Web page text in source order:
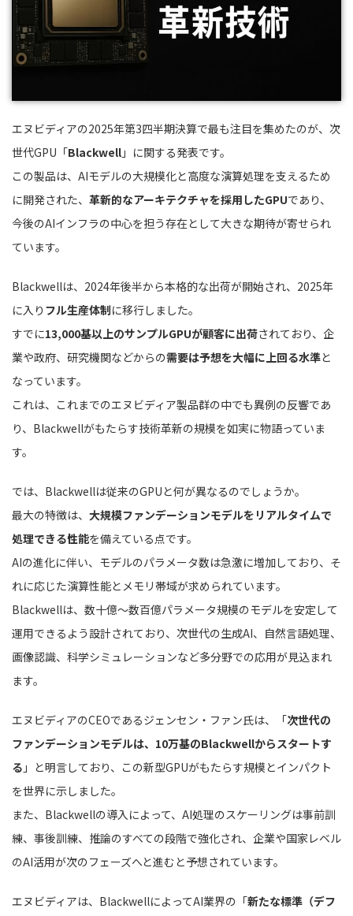
エヌビディアの2025年第3四半期決算で最も注目を集めたのが、次
世代GPU「Blackwell 」に関する発表です。
この製品は、AIモデルの大規模化と高度な演算処理を支えるため
に開発された、 革新的なアーキテクチャを採用したGPUであり、
今後のAIインフラの中心を担う存在として大きな期待が寄せられ
ています。
Blackwellは、2024年後半から本格的な出荷が開始され、2025年
に入り フル生産体制に移行しました。
すでに13,000基以上のサンプルGPUが顧客に出荷されており、企
業や政府、研究機関などからの需要は予想を大幅に上回る水準と
なっています。
これは、これまでのエヌビディア製品群の中でも異例の反響であ
り、Blackwellがもたらす技術革新の規模を如実に物語っていま
す。
では、Blackwellは従来のGPUと何が異なるのでしょうか。
最大の特徴は、 大規模ファンデーションモデルをリアルタイムで
処理できる性能を備えている点です。
AIの進化に伴い、モデルのパラメータ数は急激に増加しており、そ
れに応じた演算性能とメモリ帯域が求められています。
Blackwellは、数十億〜数百億パラメータ規模のモデルを安定して
運用できるよう設計されており、次世代の生成AI、自然言語処理、
画像認識、科学シミュレーションなど多分野での応用が見込まれ
ます。
エヌビディアのCEOであるジェンセン・ファン氏は、「次世代の
ファンデーションモデルは、10万基のBlackwellからスタートす
る 」と明言しており、この新型GPUがもたらす規模とインパクト
を世界に示しました。
また、Blackwellの導入によって、AI処理のスケーリングは事前訓
練、事後訓練、推論のすべての段階で強化され、企業や国家レベル
のAI活用が次のフェーズへと進むと予想されています。
エヌビディアは、BlackwellによってAI業界の「新たな標準（デフ